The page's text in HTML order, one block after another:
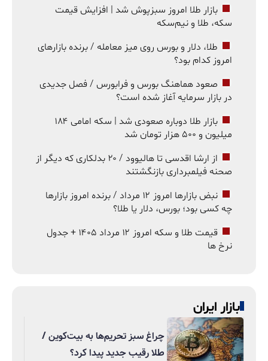
بازار طلا امروز سبزپوش شد | افزایش قیمت
سکه، طلا و نیم‌سکه
طلا، دلار و بورس روی میز معامله / برنده بازارهای
امروز کدام بود؟
صعود هماهنگ بورس و فرابورس / فصل جدیدی
در بازار سرمایه آغاز شده است؟
بازار طلا دوباره صعودی شد | سکه امامی ۱۸۴
میلیون و ۵۰۰ هزار تومان شد
از ارشا اقدسی تا هالیوود / ۲۰ بدلکاری که دیگر از
صحنه فیلمبرداری بازنگشتند
نبض بازارها امروز ۱۲ مرداد / برنده امروز بازارها
چه کسی بود؛ بورس، دلار یا طلا؟
قیمت طلا و سکه امروز ۱۲ مرداد ۱۴۰۵ + جدول
نرخ ها
بازار ایران
چراغ سبز تحریم‌ها به بیت‌کوین /
طلا رقیب جدید پیدا کرد؟